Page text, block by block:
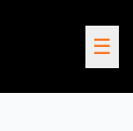
☰